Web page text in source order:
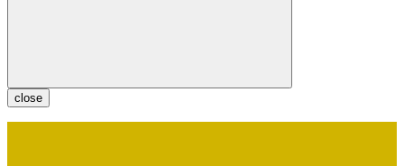
close